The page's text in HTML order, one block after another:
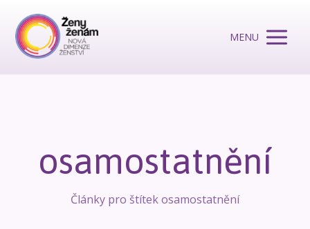
MENU
osamostatnění
Články pro štítek osamostatnění